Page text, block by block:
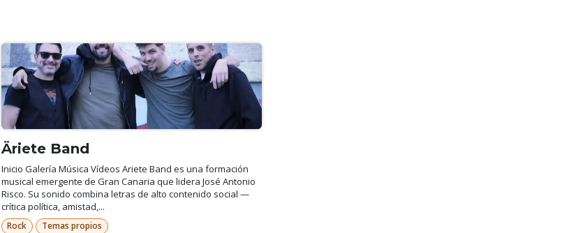
Äriete Band
Inicio Galería Música Vídeos Ariete Band es una formación
musical emergente de Gran Canaria que lidera José Antonio
Risco. Su sonido combina letras de alto contenido social —
crítica política, amistad,...
Rock Temas propios